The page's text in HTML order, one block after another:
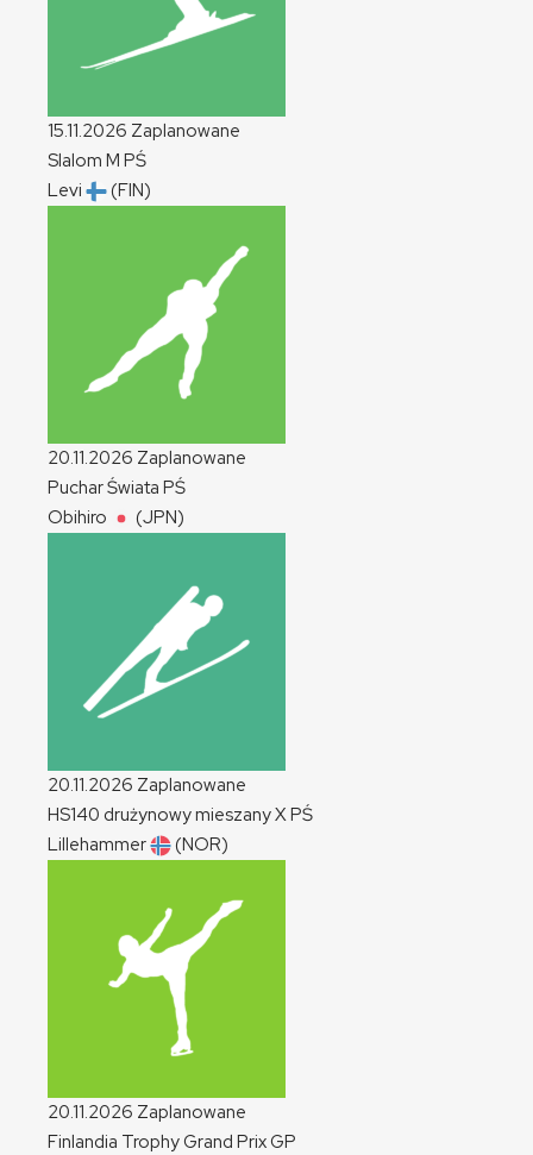
15.11.2026 Zaplanowane
Slalom M PŚ
Levi
(FIN)
20.11.2026 Zaplanowane
Puchar Świata PŚ
Obihiro
(JPN)
20.11.2026 Zaplanowane
HS140 drużynowy mieszanyXPŚ
Lillehammer
(NOR)
20.11.2026 Zaplanowane
Finlandia Trophy Grand PrixGP